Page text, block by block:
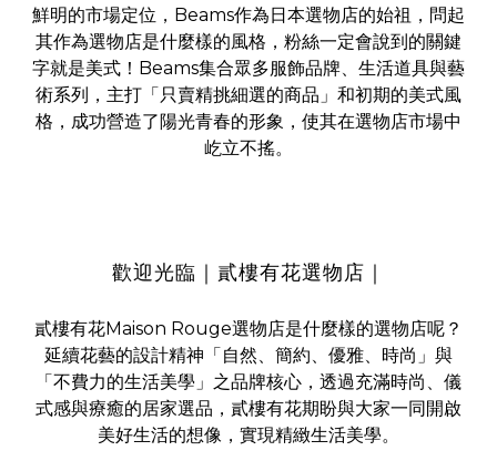
鮮明的市場定位，Beams作為日本選物店的始祖，問起
其作為選物店是什麼樣的風格，粉絲一定會說到的關鍵
字就是美式！Beams集合眾多服飾品牌、生活道具與藝
術系列，主打「只賣精挑細選的商品」和初期的美式風
格，成功營造了陽光青春的形象，使其在選物店市場中
屹立不搖。
歡迎光臨｜貳樓有花選物店｜
貳樓有花Maison Rouge選物店是什麼樣的選物店呢？
延續花藝的設計精神「自然、簡約、優雅、時尚」與
「不費力的生活美學」之品牌核心，透過充滿時尚、儀
式感與療癒的居家選品，貳樓有花期盼與大家一同開啟
美好生活的想像，實現精緻生活美學。